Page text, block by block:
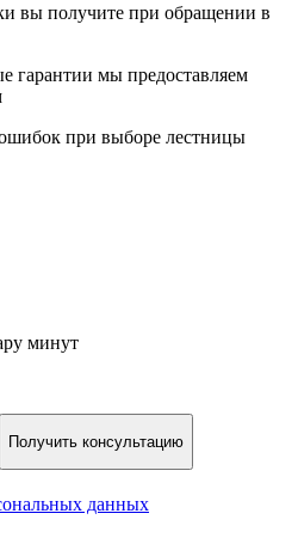
вы получите при обращении в
гарантии мы предоставляем
при выборе лестницы
минут
Получить консультацию
данных